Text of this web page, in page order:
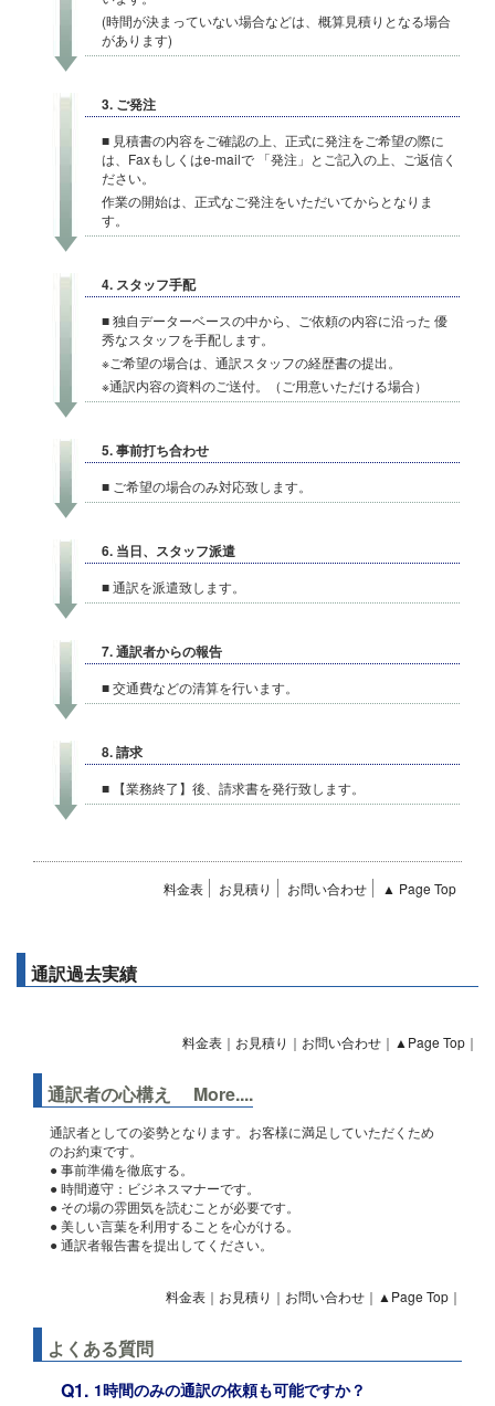
(時間が決まっていない場合などは、概算見積りとなる場合
があります)
3. ご発注
■ 見積書の内容をご確認の上、正式に発注をご希望の際に
は、Faxもしくはe-mailで 「発注」とご記入の上、ご返信く
ださい。
作業の開始は、正式なご発注をいただいてからとなりま
す。
4. スタッフ手配
■ 独自データーベースの中から、ご依頼の内容に沿った 優
秀なスタッフを手配します。
※ご希望の場合は、通訳スタッフの経歴書の提出。
※通訳内容の資料のご送付。（ご用意いただける場合）
5. 事前打ち合わせ
■ ご希望の場合のみ対応致します。
6. 当日、スタッフ派遣
■ 通訳を派遣致します。
7. 通訳者からの報告
■ 交通費などの清算を行います。
8. 請求
■ 【業務終了】後、請求書を発行致します。
料金表 お見積り お問い合わせ ▲ Page Top
通訳過去実績
料金表 ｜ お見積り ｜ お問い合わせ ｜ ▲Page Top ｜
通訳者の心構え More....
通訳者としての姿勢となります。お客様に満足していただくため
のお約束です。
● 事前準備を徹底する。
● 時間遵守：ビジネスマナーです。
● その場の雰囲気を読むことが必要です。
● 美しい言葉を利用することを心がける。
● 通訳者報告書を提出してください。
料金表 ｜ お見積り ｜ お問い合わせ ｜ ▲Page Top ｜
よくある質問
Q1. 1時間のみの通訳の依頼も可能ですか？